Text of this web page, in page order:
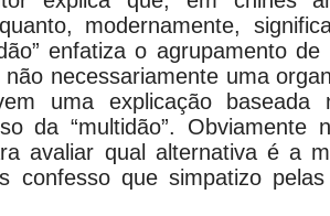
modernamente,
enfatiza o agrupamento
necessariamente uma
uma explicação baseada
da “multidão”. Obviamente
avaliar qual alternativa é a
confesso que simpatizo